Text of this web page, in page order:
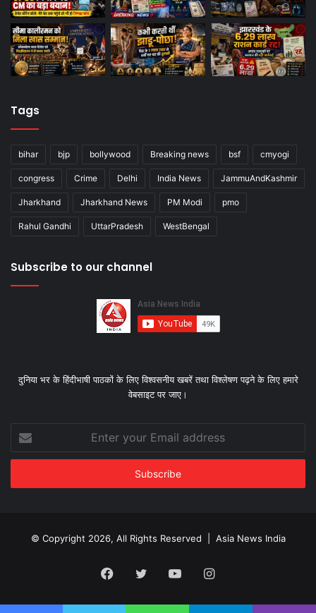
Tags
bihar bjp bollywood Breaking news bsf cmyogi
congress Crime Delhi India News JammuAndKashmir
Jharkhand Jharkhand News PM Modi pmo
Rahul Gandhi UttarPradesh WestBengal
Subscribe to our channel
दुनिया भर के हिंदीभाषी पाठकों के लिए विश्‍वसनीय खबरें तथा विश्लेषण पढ़ने के लिए हमारे
वेबसाइट पर जाए।
your
Email
© Copyright 2026, All Rights Reserved | Asia News India
Facebook
TwitterYouTubeInstagram